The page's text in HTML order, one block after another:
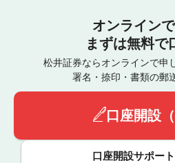
オンラインで
まずは無料で
松井証券ならオンラインで申
署名・捺印・書類の郵
口座開設（
口座開設サポー